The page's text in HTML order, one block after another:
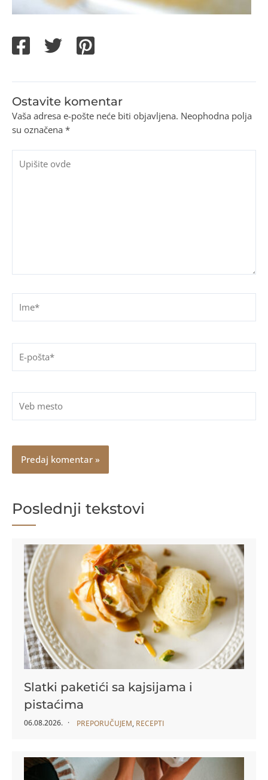
Ostavite komentar
Vaša adresa e-pošte neće biti objavljena. Neophodna polja
su označena *
ovde
pošta*
mesto
Poslednji tekstovi
Slatki paketići sa kajsijama i
pistaćima
06.08.2026. PREPORUČUJEM, RECEPTI